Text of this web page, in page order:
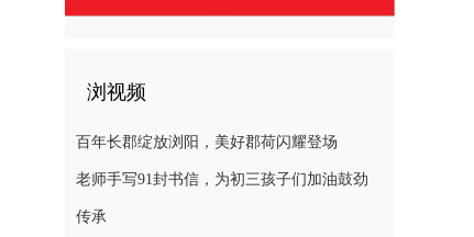
浏视频
百年长郡绽放浏阳，美好郡荷闪耀登场
老师手写91封书信，为初三孩子们加油鼓劲
传承